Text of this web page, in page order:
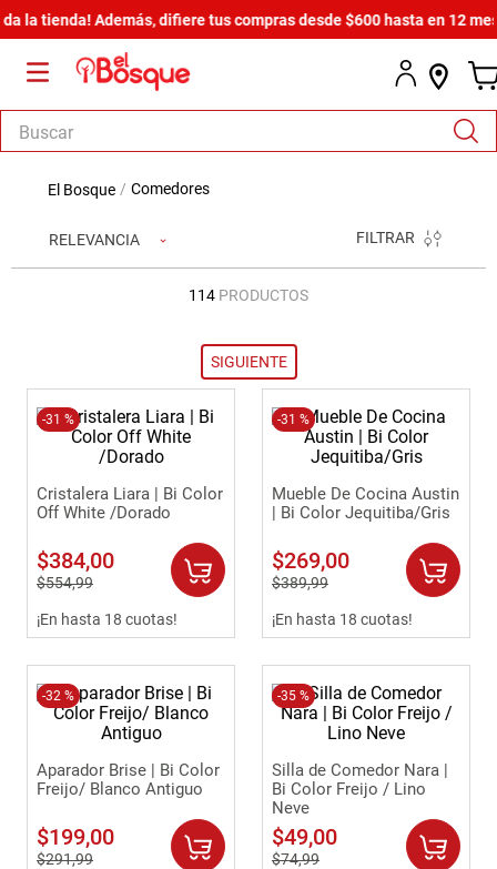
Además, difiere tus compras desde $600 hasta en 12 meses
Buscar
comedores
RELEVANCIA FILTRAR
114 PRODUCTOS
-31 %
Cristalera Liara | Bi Color
Off White /Dorado
$384,00
$554,99
¡En hasta 18 cuotas!
-31 %
Mueble De Cocina Austin
| Bi Color Jequitiba/Gris
$269,00
$389,99
¡En hasta 18 cuotas!
-32 %
Aparador Brise | Bi Color
Freijo/ Blanco Antiguo
$199,00
$291,99
-35 %
Silla de Comedor Nara |
Bi Color Freijo / Lino
Neve
$49,00
$74,99
salas
cómoda estilo
comoda
sofa
. armario lux